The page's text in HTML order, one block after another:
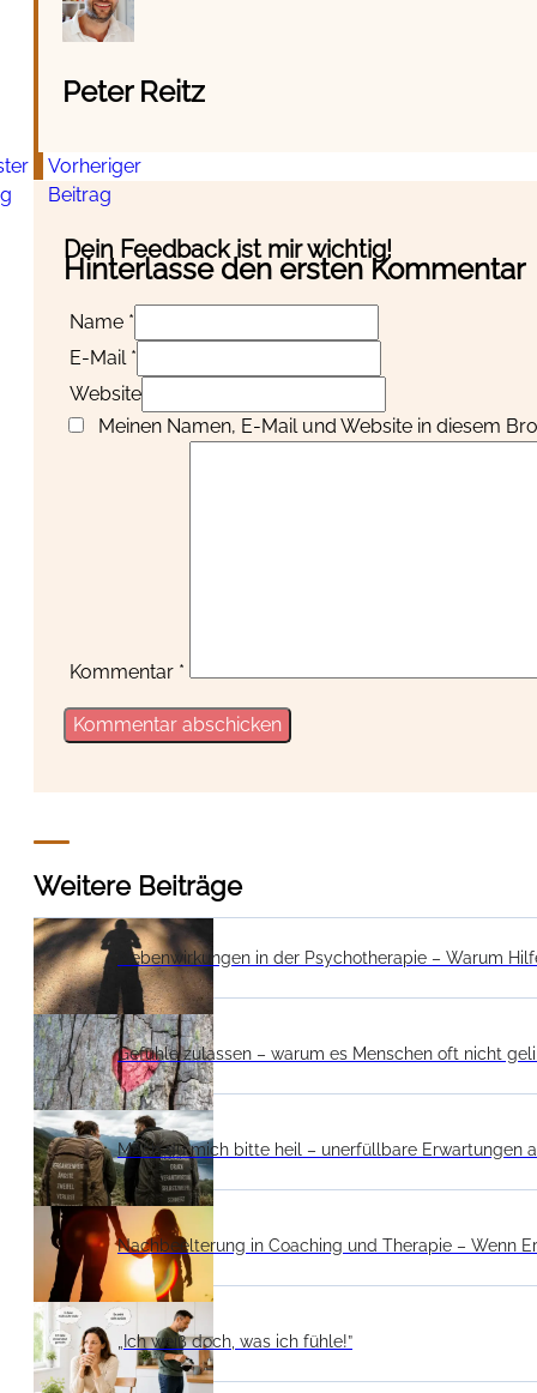
Peter Reitz
Vorheriger
Beitrag
Dein Feedback ist mir wichtig!
Hinterlasse den ersten Kommentar
Name *
E-Mail *
Website
Meinen Namen, E-Mail und Website in diesem
Kommentar *
Weitere Beiträge
Nebenwirkungen in der Psychotherapie – Warum
Gefühle zulassen – warum es Menschen oft nicht
Mach du mich bitte heil – unerfüllbare Erwartungen
Nachbeelterung in Coaching und Therapie – Wenn
„Ich weiß doch, was ich fühle!”